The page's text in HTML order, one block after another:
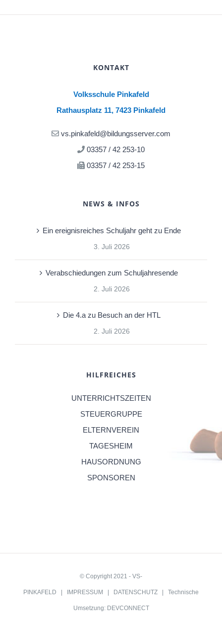
KONTAKT
Volksschule Pinkafeld
Rathausplatz 11, 7423 Pinkafeld
vs.pinkafeld@bildungsserver.com
03357 / 42 253-10
03357 / 42 253-15
NEWS & INFOS
Ein ereignisreiches Schuljahr geht zu Ende
3. Juli 2026
Verabschiedungen zum Schuljahresende
2. Juli 2026
Die 4.a zu Besuch an der HTL
2. Juli 2026
HILFREICHES
UNTERRICHTSZEITEN
STEUERGRUPPE
ELTERNVEREIN
TAGESHEIM
HAUSORDNUNG
SPONSOREN
© Copyright 2021 - VS-
PINKAFELD | IMPRESSUM DATENSCHUTZ | Technische
Umsetzung: DEVCONNECT